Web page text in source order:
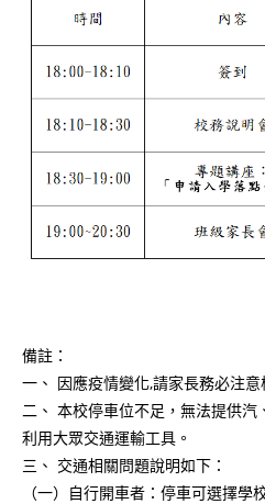
備註：
一、 因應疫情變化,請家長務必注意
二、 本校停車位不足，無法提供
利用大眾交通運輸工具。
三、 交通相關問題說明如下：
（一）自行開車者：停車可選擇